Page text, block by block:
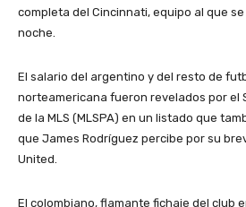
completa del Cincinnati, equipo al que
noche.
El salario del argentino y del resto de
norteamericana fueron revelados por el
de la MLS (MLSPA) en un listado que
que James Rodríguez percibe por su
United.
El colombiano, flamante fichaje del club